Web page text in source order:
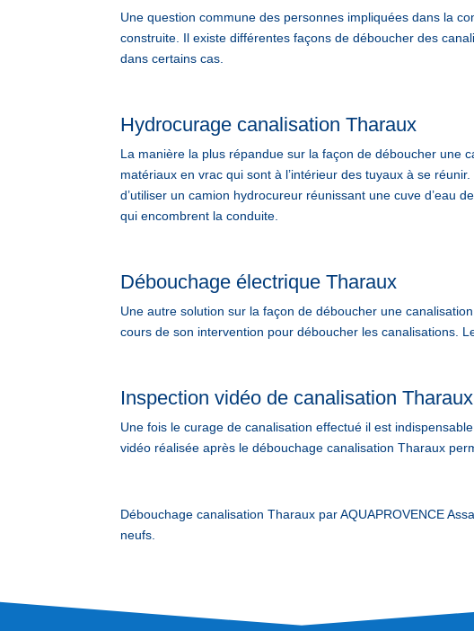
Une question commune des personnes impliquées dans la
construite. Il existe différentes façons de déboucher des
dans certains cas.
Hydrocurage canalisation Tharaux
La manière la plus répandue sur la façon de déboucher une
matériaux en vrac qui sont à l’intérieur des tuyaux à se
d’utiliser un camion hydrocureur réunissant une cuve d’eau
qui encombrent la conduite.
Débouchage électrique Tharaux
Une autre solution sur la façon de déboucher une
cours de son intervention pour déboucher les canalisations.
Inspection vidéo de canalisation Tharaux
Une fois le curage de canalisation effectué il est
vidéo réalisée après le débouchage canalisation Tharaux
Débouchage canalisation Tharaux par AQUAPROVENCE
neufs.